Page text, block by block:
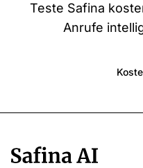
Teste Safina
Anrufe